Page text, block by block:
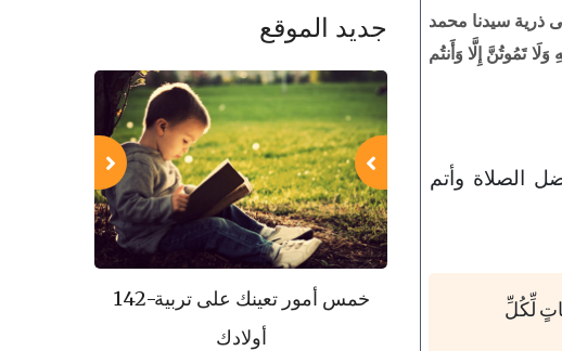
ذرية سيدنا محمد
تَمُوتُنَّ إِلَّا وَأَنتُم
الصلاة وأتم
لِّكُلِّ
جديد الموقع
143-مكارم الأخلاق
خطب الجمعة - 2019-06-21
العقل